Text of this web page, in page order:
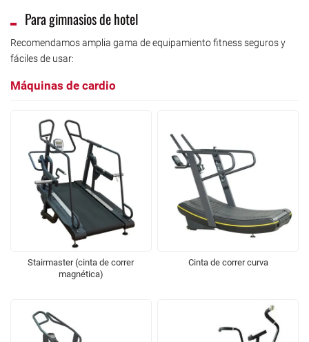
Para gimnasios de hotel
Recomendamos amplia gama de equipamiento fitness seguros y
fáciles de usar:
Máquinas de cardio
Stairmaster (cinta de correr
magnética)
Cinta de correr curva